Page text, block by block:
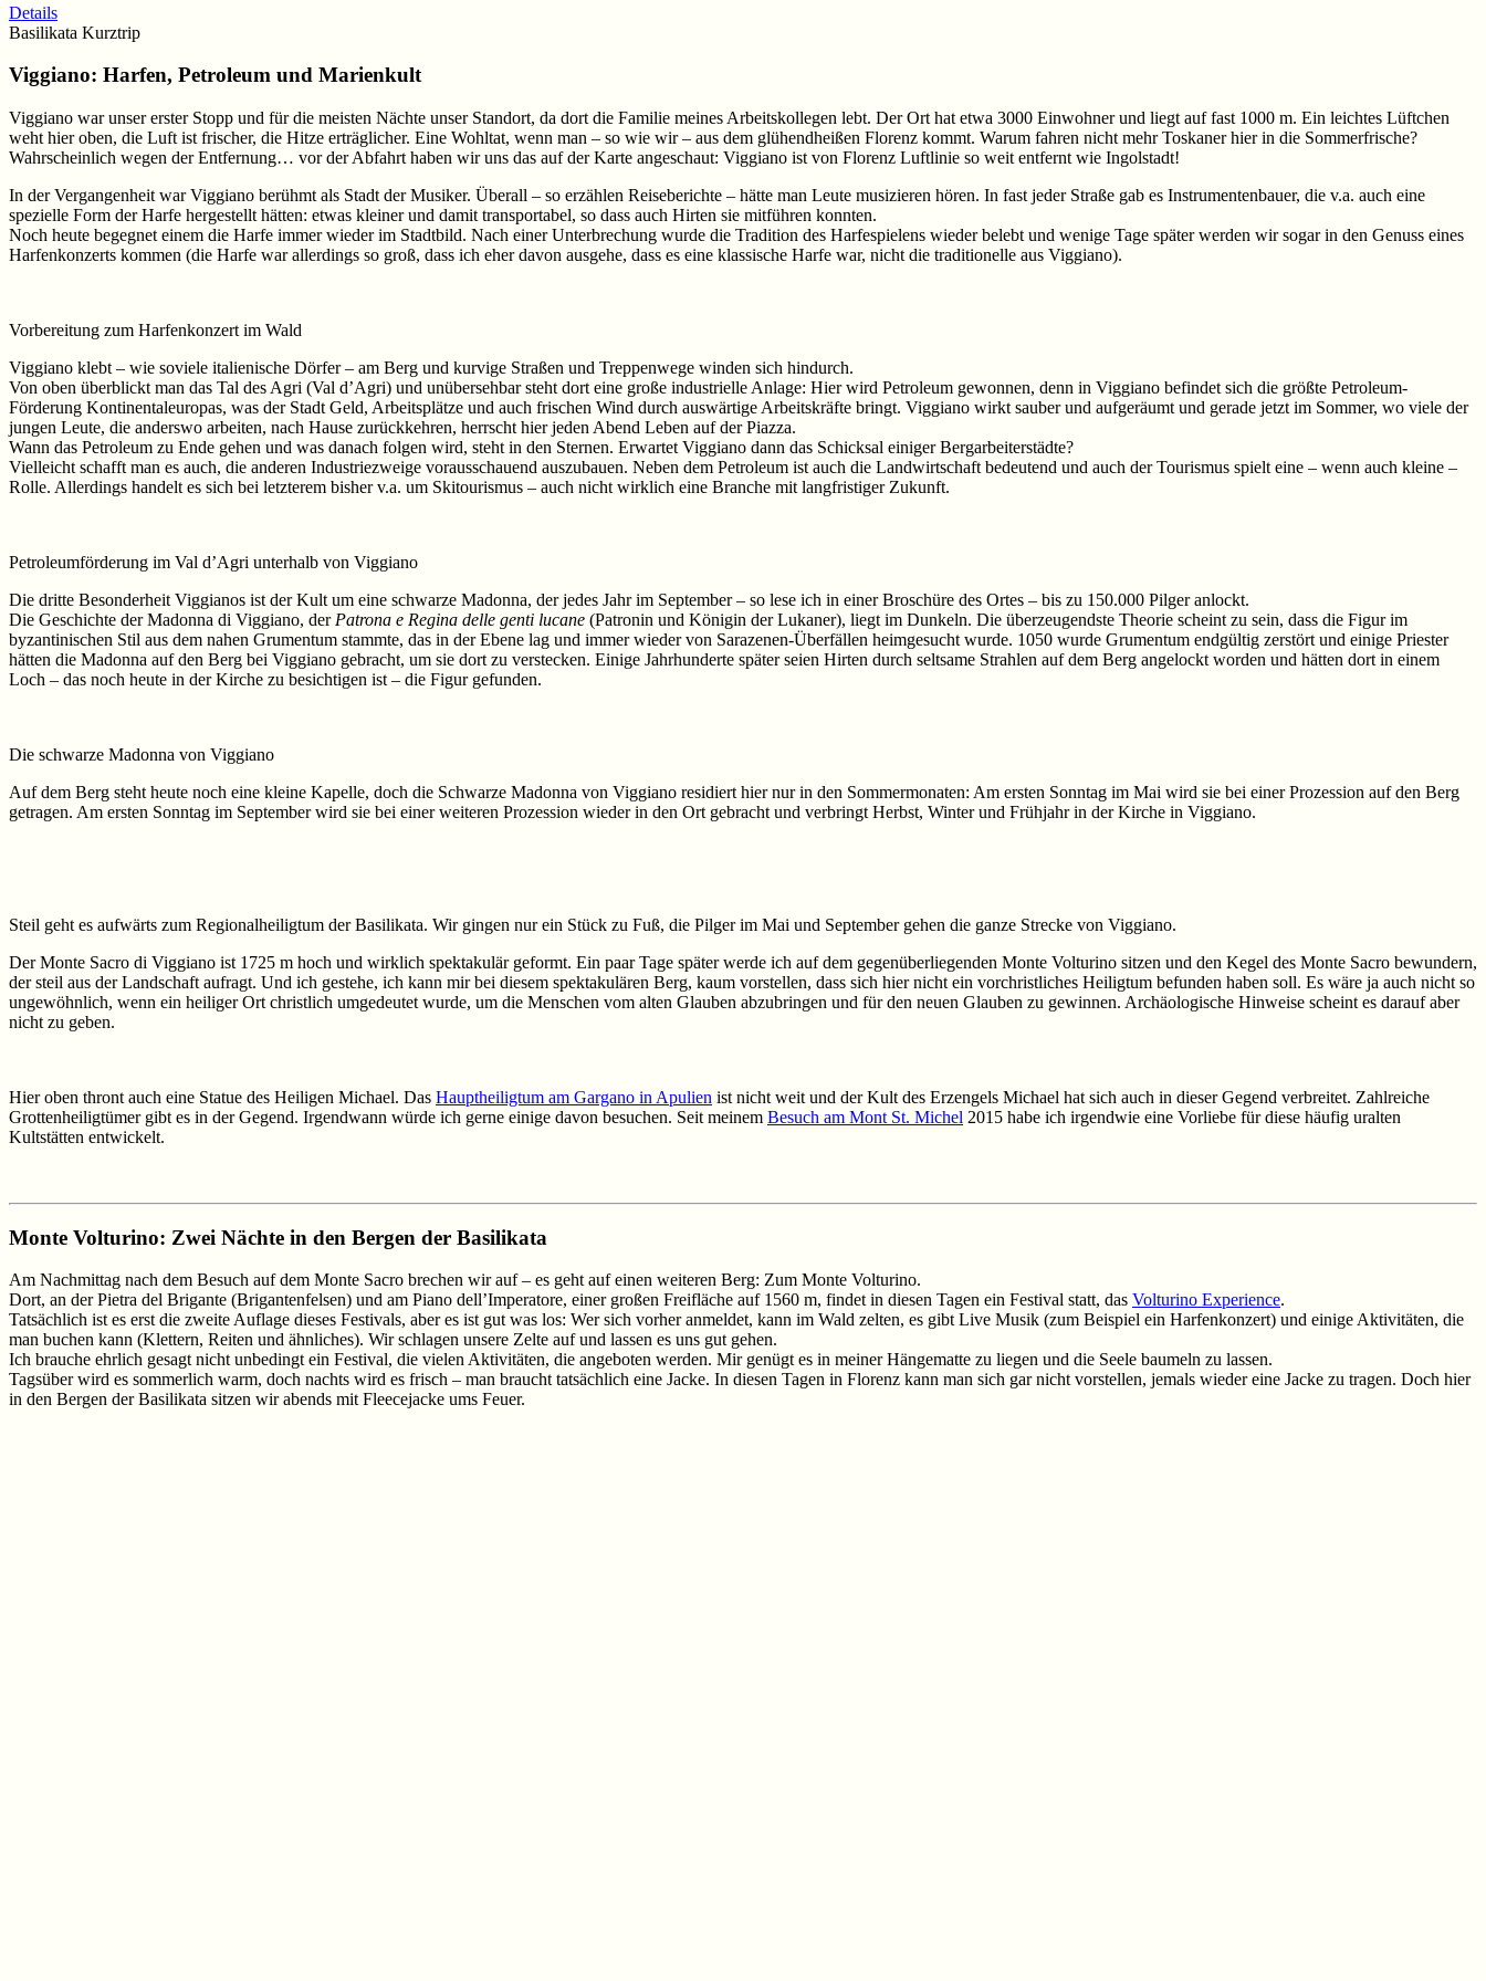
Details
Basilikata Kurztrip
Viggiano: Harfen, Petroleum und Marienkult
Viggiano war unser erster Stopp und für die meisten Nächte unser Standort, da dort die Familie meines Arbeitskollegen lebt. Der Ort hat etwa 3000 Einwohner und liegt auf fast 1000 m. Ein leichtes Lüftchen
weht hier oben, die Luft ist frischer, die Hitze erträglicher. Eine Wohltat, wenn man – so wie wir – aus dem glühendheißen Florenz kommt. Warum fahren nicht mehr Toskaner hier in die Sommerfrische?
Wahrscheinlich wegen der Entfernung… vor der Abfahrt haben wir uns das auf der Karte angeschaut: Viggiano ist von Florenz Luftlinie so weit entfernt wie Ingolstadt!
In der Vergangenheit war Viggiano berühmt als Stadt der Musiker. Überall – so erzählen Reiseberichte – hätte man Leute musizieren hören. In fast jeder Straße gab es Instrumentenbauer, die v.a. auch eine
spezielle Form der Harfe hergestellt hätten: etwas kleiner und damit transportabel, so dass auch Hirten sie mitführen konnten.
Noch heute begegnet einem die Harfe immer wieder im Stadtbild. Nach einer Unterbrechung wurde die Tradition des Harfespielens wieder belebt und wenige Tage später werden wir sogar in den Genuss eines
Harfenkonzerts kommen (die Harfe war allerdings so groß, dass ich eher davon ausgehe, dass es eine klassische Harfe war, nicht die traditionelle aus Viggiano).
Vorbereitung zum Harfenkonzert im Wald
Viggiano klebt – wie soviele italienische Dörfer – am Berg und kurvige Straßen und Treppenwege winden sich hindurch.
Von oben überblickt man das Tal des Agri (Val d’Agri) und unübersehbar steht dort eine große industrielle Anlage: Hier wird Petroleum gewonnen, denn in Viggiano befindet sich die größte Petroleum-
Förderung Kontinentaleuropas, was der Stadt Geld, Arbeitsplätze und auch frischen Wind durch auswärtige Arbeitskräfte bringt. Viggiano wirkt sauber und aufgeräumt und gerade jetzt im Sommer, wo viele der
jungen Leute, die anderswo arbeiten, nach Hause zurückkehren, herrscht hier jeden Abend Leben auf der Piazza.
Wann das Petroleum zu Ende gehen und was danach folgen wird, steht in den Sternen. Erwartet Viggiano dann das Schicksal einiger Bergarbeiterstädte?
Vielleicht schafft man es auch, die anderen Industriezweige vorausschauend auszubauen. Neben dem Petroleum ist auch die Landwirtschaft bedeutend und auch der Tourismus spielt eine – wenn auch kleine –
Rolle. Allerdings handelt es sich bei letzterem bisher v.a. um Skitourismus – auch nicht wirklich eine Branche mit langfristiger Zukunft.
Petroleumförderung im Val d’Agri unterhalb von Viggiano
Die dritte Besonderheit Viggianos ist der Kult um eine schwarze Madonna, der jedes Jahr im September – so lese ich in einer Broschüre des Ortes – bis zu 150.000 Pilger anlockt.
Die Geschichte der Madonna di Viggiano, der Patrona e Regina delle genti lucane (Patronin und Königin der Lukaner), liegt im Dunkeln. Die überzeugendste Theorie scheint zu sein, dass die Figur im
byzantinischen Stil aus dem nahen Grumentum stammte, das in der Ebene lag und immer wieder von Sarazenen-Überfällen heimgesucht wurde. 1050 wurde Grumentum endgültig zerstört und einige Priester
hätten die Madonna auf den Berg bei Viggiano gebracht, um sie dort zu verstecken. Einige Jahrhunderte später seien Hirten durch seltsame Strahlen auf dem Berg angelockt worden und hätten dort in einem
Loch – das noch heute in der Kirche zu besichtigen ist – die Figur gefunden.
Die schwarze Madonna von Viggiano
Auf dem Berg steht heute noch eine kleine Kapelle, doch die Schwarze Madonna von Viggiano residiert hier nur in den Sommermonaten: Am ersten Sonntag im Mai wird sie bei einer Prozession auf den Berg
getragen. Am ersten Sonntag im September wird sie bei einer weiteren Prozession wieder in den Ort gebracht und verbringt Herbst, Winter und Frühjahr in der Kirche in Viggiano.
Steil geht es aufwärts zum Regionalheiligtum der Basilikata. Wir gingen nur ein Stück zu Fuß, die Pilger im Mai und September gehen die ganze Strecke von Viggiano.
Der Monte Sacro di Viggiano ist 1725 m hoch und wirklich spektakulär geformt. Ein paar Tage später werde ich auf dem gegenüberliegenden Monte Volturino sitzen und den Kegel des Monte Sacro bewundern,
der steil aus der Landschaft aufragt. Und ich gestehe, ich kann mir bei diesem spektakulären Berg, kaum vorstellen, dass sich hier nicht ein vorchristliches Heiligtum befunden haben soll. Es wäre ja auch nicht so
ungewöhnlich, wenn ein heiliger Ort christlich umgedeutet wurde, um die Menschen vom alten Glauben abzubringen und für den neuen Glauben zu gewinnen. Archäologische Hinweise scheint es darauf aber
nicht zu geben.
Hier oben thront auch eine Statue des Heiligen Michael. Das Hauptheiligtum am Gargano in Apulien ist nicht weit und der Kult des Erzengels Michael hat sich auch in dieser Gegend verbreitet. Zahlreiche
Grottenheiligtümer gibt es in der Gegend. Irgendwann würde ich gerne einige davon besuchen. Seit meinem Besuch am Mont St. Michel 2015 habe ich irgendwie eine Vorliebe für diese häufig uralten
Kultstätten entwickelt.
Monte Volturino: Zwei Nächte in den Bergen der Basilikata
Am Nachmittag nach dem Besuch auf dem Monte Sacro brechen wir auf – es geht auf einen weiteren Berg: Zum Monte Volturino.
Dort, an der Pietra del Brigante (Brigantenfelsen) und am Piano dell’Imperatore, einer großen Freifläche auf 1560 m, findet in diesen Tagen ein Festival statt, das Volturino Experience.
Tatsächlich ist es erst die zweite Auflage dieses Festivals, aber es ist gut was los: Wer sich vorher anmeldet, kann im Wald zelten, es gibt Live Musik (zum Beispiel ein Harfenkonzert) und einige Aktivitäten, die
man buchen kann (Klettern, Reiten und ähnliches). Wir schlagen unsere Zelte auf und lassen es uns gut gehen.
Ich brauche ehrlich gesagt nicht unbedingt ein Festival, die vielen Aktivitäten, die angeboten werden. Mir genügt es in meiner Hängematte zu liegen und die Seele baumeln zu lassen.
Tagsüber wird es sommerlich warm, doch nachts wird es frisch – man braucht tatsächlich eine Jacke. In diesen Tagen in Florenz kann man sich gar nicht vorstellen, jemals wieder eine Jacke zu tragen. Doch hier
in den Bergen der Basilikata sitzen wir abends mit Fleecejacke ums Feuer.